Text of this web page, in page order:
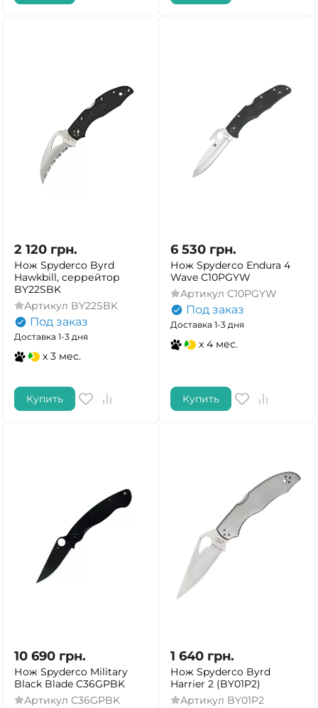
2 120 грн.
Нож Spyderco Byrd
Hawkbill, серрейтор
BY22SBK
Артикул BY22SBK
Под заказ
Доставка 1-3 дня
x 3 мес.
Купить
6 530 грн.
Нож Spyderco Endura 4
Wave C10PGYW
Артикул C10PGYW
Под заказ
Доставка 1-3 дня
x 4 мес.
Купить
10 690 грн.
Нож Spyderco Military
Black Blade C36GPBK
Артикул C36GPBK
1 640 грн.
Нож Spyderco Byrd
Harrier 2 (BY01P2)
Артикул BY01P2